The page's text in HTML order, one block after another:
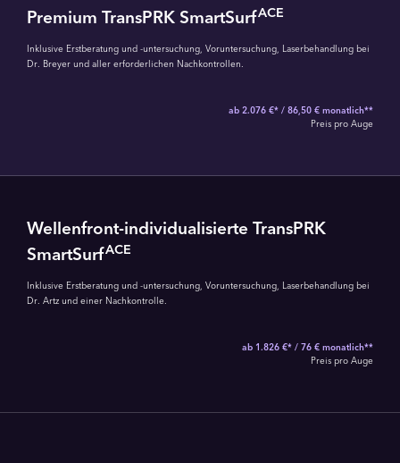
Premium TransPRK SmartSurfACE
Inklusive Erstberatung und -untersuchung, Voruntersuchung, Laserbehandlung bei
Dr. Breyer und aller erforderlichen Nachkontrollen.
ab 2.076 €* / 86,50 € monatlich**
Preis pro Auge
Wellenfront-individualisierte TransPRK
SmartSurfACE
Inklusive Erstberatung und -untersuchung, Voruntersuchung, Laserbehandlung bei
Dr. Artz und einer Nachkontrolle.
ab 1.826 €* / 76 € monatlich**
Preis pro Auge